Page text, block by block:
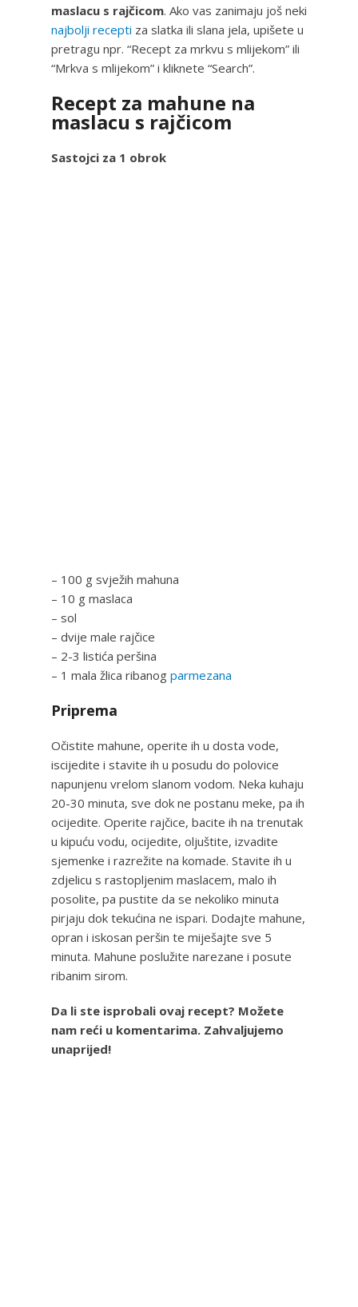
maslacu s rajčicom. Ako vas zanimaju još neki
najbolji recepti za slatka ili slana jela, upišete u
pretragu npr. “Recept za mrkvu s mlijekom” ili
“Mrkva s mlijekom” i kliknete “Search”.
Recept za mahune na
maslacu s rajčicom
Sastojci za 1 obrok
– 100 g svježih mahuna
– 10 g maslaca
– sol
– dvije male rajčice
– 2-3 listića peršina
– 1 mala žlica ribanog parmezana
Priprema
Očistite mahune, operite ih u dosta vode,
iscijedite i stavite ih u posudu do polovice
napunjenu vrelom slanom vodom. Neka kuhaju
20-30 minuta, sve dok ne postanu meke, pa ih
ocijedite. Operite rajčice, bacite ih na trenutak
u kipuću vodu, ocijedite, oljuštite, izvadite
sjemenke i razrežite na komade. Stavite ih u
zdjelicu s rastopljenim maslacem, malo ih
posolite, pa pustite da se nekoliko minuta
pirjaju dok tekućina ne ispari. Dodajte mahune,
opran i iskosan peršin te miješajte sve 5
minuta. Mahune poslužite narezane i posute
ribanim sirom.
Da li ste isprobali ovaj recept? Možete
nam reći u komentarima. Zahvaljujemo
unaprijed!